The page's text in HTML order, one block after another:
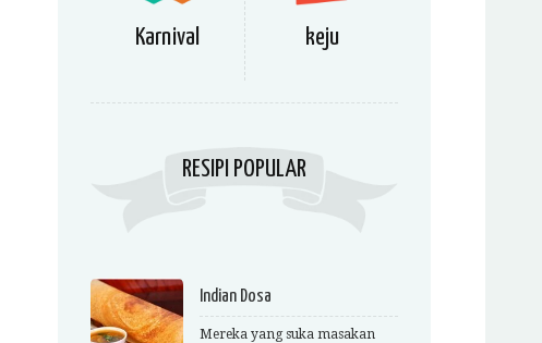
Karnival keju
RESIPI POPULAR
Indian Dosa
Mereka yang suka masakan